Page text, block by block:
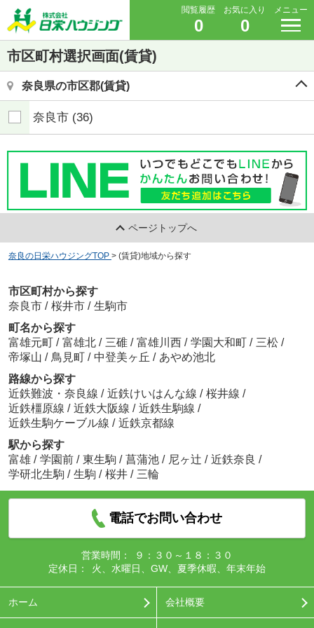
閲覧履歴
0
お気に入り
0
メニュー
市区町村選択画面(賃貸)
奈良県の市区郡(賃貸)
奈良市 (36)
ページトップへ
奈良の日栄ハウジングTOP > (賃貸)地域から探す
市区町村から探す
奈良市 / 桜井市 / 生駒市
町名から探す
富雄元町 / 富雄北 / 三碓 / 富雄川西 / 学園大和町 / 三松 /
帝塚山 / 鳥見町 / 中登美ヶ丘 / あやめ池北
路線から探す
近鉄難波・奈良線 / 近鉄けいはんな線 / 桜井線 /
近鉄橿原線 / 近鉄大阪線 / 近鉄生駒線 /
近鉄生駒ケーブル線 / 近鉄京都線
駅から探す
富雄 / 学園前 / 東生駒 / 菖蒲池 / 尼ヶ辻 / 近鉄奈良 /
学研北生駒 / 生駒 / 桜井 / 三輪
電話でお問い合わせ
営業時間：
９：３０～１８：３０
定休日：
火、水曜日、GW、夏季休暇、年末年始
ホーム 会社概要